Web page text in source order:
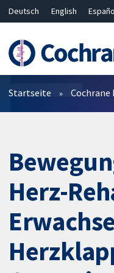
Deutsch English
Bahasa Malaysia
ไทย
简体中文
Filter
Startseite
Herz-